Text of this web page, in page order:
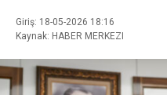
Giriş: 18-05-2026 18:16
Kaynak: HABER MERKEZI